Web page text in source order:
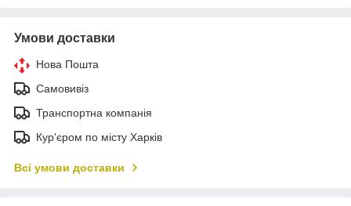
Умови доставки
Нова Пошта
Самовивіз
Транспортна компанія
Кур'єром по місту Харків
Всі умови доставки